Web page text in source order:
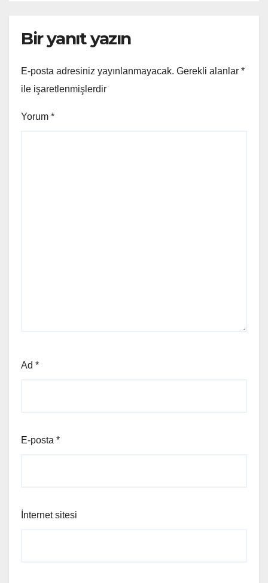
Bir yanıt yazın
E-posta adresiniz yayınlanmayacak. Gerekli alanlar *
ile işaretlenmişlerdir
Yorum *
Ad *
E-posta *
İnternet sitesi